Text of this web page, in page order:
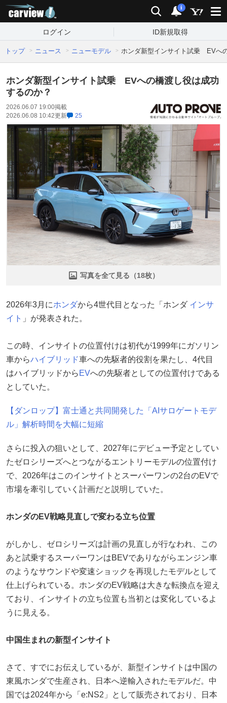
検索 通知
i
ログイン ID新規取得
トップ ニュース ニューモデル ホンダ新型インサイト試乗 EVへ
ホンダ新型インサイト試乗 EVへの橋渡し役は成功
するのか？
2026.06.07 19:00掲載
2026.06.08 10:42更新 25
写真を全て見る（18枚）
2026年3月にホンダから4世代目となった「ホンダ インサ
イト 」が発表された。
この時、インサイトの位置付けは初代が1999年にガソリン
車からハイブリッド車への先駆者的役割を果たし、4代目
はハイブリッドから EVへの先駆者としての位置付けである
としていた。
【ダンロップ】富士通と共同開発した「AIサロゲートモデ
ル」解析時間を大幅に短縮
さらに投入の狙いとして、2027年にデビュー予定としてい
たゼロシリーズへとつながるエントリーモデルの位置付け
で、2026年はこのインサイトとスーパーワンの2台のEVで
市場を牽引していく計画だと説明していた。
ホンダのEV戦略見直しで変わる立ち位置
がしかし、ゼロシリーズは計画の見直しが行なわれ、この
あと試乗するスーパーワンはBEVでありながらエンジン車
のようなサウンドや変速ショックを再現したモデルとして
仕上げられている。ホンダのEV戦略は大きな転換点を迎え
ており、インサイトの立ち位置も当初とは変化しているよ
うに見える。
中国生まれの新型インサイト
さて、すでにお伝えしているが、新型インサイトは中国の
東風ホンダで生産され、日本へ逆輸入されたモデルだ。中
国では2024年から「e:NS2」として販売されており、日本